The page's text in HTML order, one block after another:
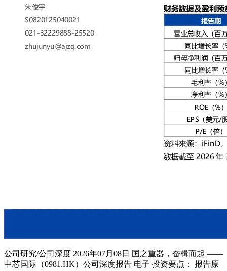
公司研究/公司深度 2026年07月08日 国之重器，奋楫而起 ——
中芯国际（0981.HK）公司深度报告 电子 投资要点： 报告原